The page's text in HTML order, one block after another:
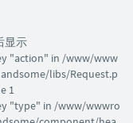
显示
"action" in /www/www
libs/Request.p
1
"type" in /www/wwwro